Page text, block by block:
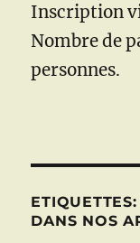
Inscription
Nombre de
personnes.
DANS NOS